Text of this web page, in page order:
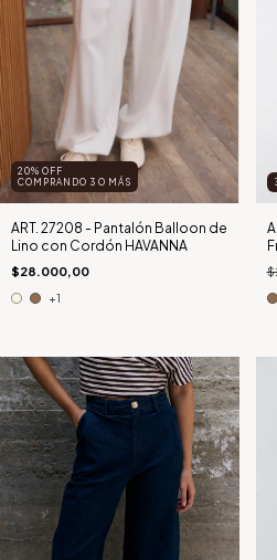
20% OFF
COMPRANDO 3 O MÁS
ART. 27208 - Pantalón Balloon de
Lino con Cordón HAVANNA
$28.000,00
+1